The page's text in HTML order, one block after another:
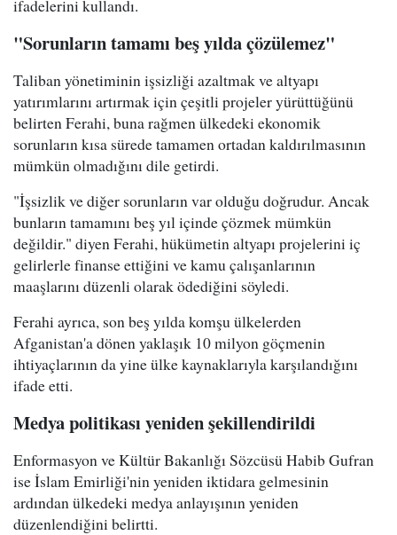
ifadelerini kullandı.
"Sorunların tamamı beş yılda çözülemez"
Taliban yönetiminin işsizliği azaltmak ve altyapı
yatırımlarını artırmak için çeşitli projeler yürüttüğünü
belirten Ferahi, buna rağmen ülkedeki ekonomik
sorunların kısa sürede tamamen ortadan kaldırılmasının
mümkün olmadığını dile getirdi.
"İşsizlik ve diğer sorunların var olduğu doğrudur. Ancak
bunların tamamını beş yıl içinde çözmek mümkün
değildir." diyen Ferahi, hükümetin altyapı projelerini iç
gelirlerle finanse ettiğini ve kamu çalışanlarının
maaşlarını düzenli olarak ödediğini söyledi.
Ferahi ayrıca, son beş yılda komşu ülkelerden
Afganistan'a dönen yaklaşık 10 milyon göçmenin
ihtiyaçlarının da yine ülke kaynaklarıyla karşılandığını
ifade etti.
Medya politikası yeniden şekillendirildi
Enformasyon ve Kültür Bakanlığı Sözcüsü Habib Gufran
ise İslam Emirliği'nin yeniden iktidara gelmesinin
ardından ülkedeki medya anlayışının yeniden
düzenlendiğini belirtti.